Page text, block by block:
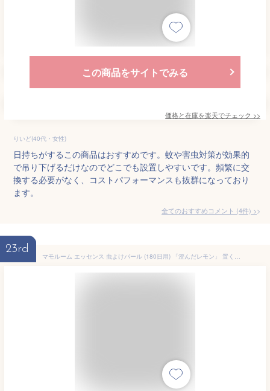
この商品をサイトでみる
価格と在庫を楽天でチェック >>
りいど(40代・女性)
日持ちがするこの商品はおすすめです。蚊や害虫対策が効果的
で吊り下げるだけなのでどこでも設置しやすいです。頻繁に交
換する必要がなく、コストパフォーマンスも抜群になっており
ます。
全てのおすすめコメント (4件) >
23rd
マモルーム エッセンス 虫よけパール (180日用) 「澄んだレモン」 置くだけ 虫よけ消臭芳香剤 ジェル リビング・玄関・子供部屋など (アース製薬)